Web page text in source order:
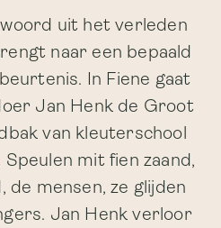
uit het verleden
naar een bepaald
In Fiene gaat
Jan Henk de Groot
van kleuterschool
mit fien zaand,
de mensen, ze glijden
Jan Henk verloor